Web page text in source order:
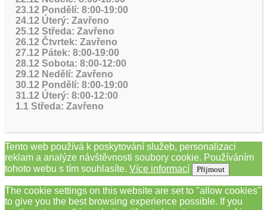
23.12 Pondělí: 8:00-19:00
24.12 Úterý: Zavřeno
25.12 Středa: Zavřeno
26.12 Čtvrtek: Zavřeno
27.12 Pátek: 8:00-19:00
28.12 Sobota: 8:00-12:00
29.12 Nedělí: Zavřeno
30.12 Pondělí: 8:00-19:00
31.12 Úterý: 8:00-12:00
1.1 Středa: Zavřeno
Tento web používá k poskytování služeb, personalizaci
reklam a analýze návštěvnosti soubory cookie. Používáním
tohoto webu s tím souhlasíte. Více informací Přijmout
The cookie settings on this website are set to "allow cookies"
to give you the best browsing experience possible. If you